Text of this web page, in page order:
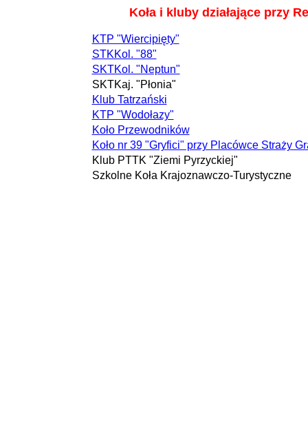
Koła i kluby działające przy
KTP "Wiercipięty"
STKKol. "88"
SKTKol. "Neptun"
SKTKaj. "Płonia"
Klub Tatrzański
KTP "Wodołazy"
Koło Przewodników
Koło nr 39 "Gryfici" przy Placówce Straży
Klub PTTK "Ziemi Pyrzyckiej"
Szkolne Koła Krajoznawczo-Turystyczne